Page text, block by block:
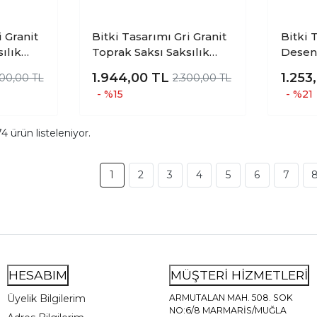
CM TL
Bitki Tasarımı Gri Granit
Toprak Saksı Saksılık
Ayaksız - 4 Ayaklı- 19 CM
1.944,00 TL 2.300,00 TL
- %15
Bitki
- %21
ürün listeleniyor.
1 2 3 4 5 6 7
HESABIM
Üyelik Bilgilerim
MÜŞTERİ HİZMETLERİ
ARMUTALAN MAH. 508. SOK
NO:6/8 MARMARİS/MUĞLA